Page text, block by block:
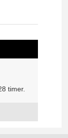
timer.